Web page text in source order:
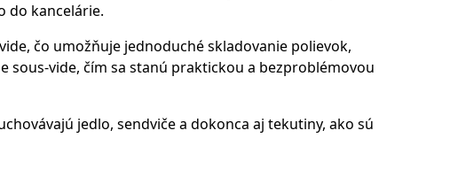
do kancelárie.
čo umožňuje jednoduché skladovanie polievok,
sous-vide, čím sa stanú praktickou a bezproblémovou
jedlo, sendviče a dokonca aj tekutiny, ako sú